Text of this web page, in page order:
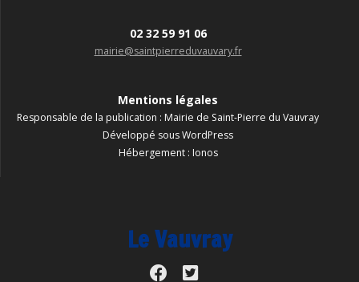
02 32 59 91 06
mairie@saintpierreduvauvary.fr
Mentions légales
Responsable de la publication : Mairie de Saint-Pierre du Vauvray
Développé sous WordPress
Hébergement : Ionos
Le Vauvray